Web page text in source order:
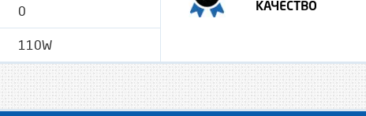
0
110W
КАЧЕСТВО